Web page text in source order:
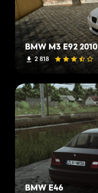
BMW M3 E92 2010
2 818
BMW E46